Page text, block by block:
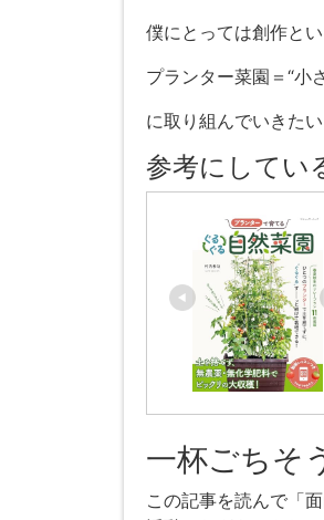
僕にとっては創作と
プランター菜園＝“小
に取り組んでいきたい
参考にしてい
一杯ごちそ
この記事を読んで「